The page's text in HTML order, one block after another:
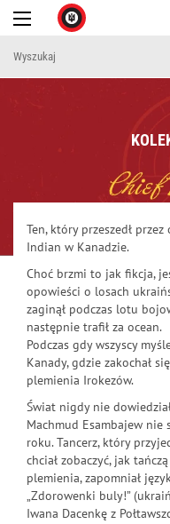
Ten, który przeszedł
Indian w Kanadzie.
Choć brzmi to jak fikcja,
opowieści o losach
zaginął podczas lotu
następnie trafił za ocean.
Podczas gdy wszyscy
Kanady, gdzie zakochał
plemienia Irokezów.
Świat nigdy nie
Machmud Esambajew
roku. Tancerz, który
chciał zobaczyć, jak
plemienia, zapomniał
„Zdorowenki buly!”
Iwana Dacenkę z